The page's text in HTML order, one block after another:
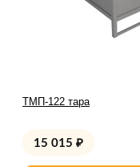
ТМП-122 тара
15 015 ₽